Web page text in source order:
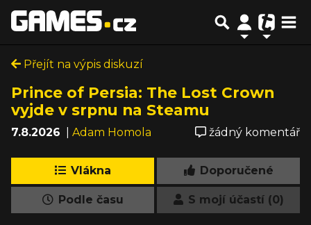
Přejít na výpis diskuzí
Prince of Persia: The Lost Crown
vyjde v srpnu na Steamu
7.8.2026 Adam Homola žádný komentář
Vlákna Doporučené
Podle času S mojí účastí (0)